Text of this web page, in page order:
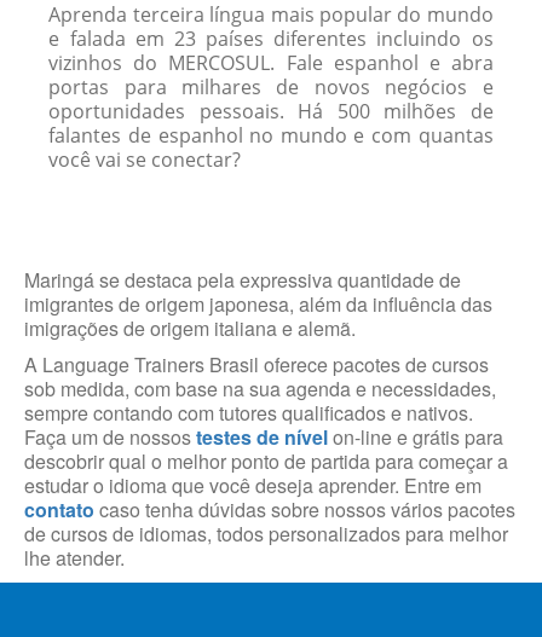
Aprenda terceira língua mais popular do mundo
e falada em 23 países diferentes incluindo os
vizinhos do MERCOSUL. Fale espanhol e abra
portas para milhares de novos negócios e
oportunidades pessoais. Há 500 milhões de
falantes de espanhol no mundo e com quantas
você vai se conectar?
Maringá se destaca pela expressiva quantidade de
imigrantes de origem japonesa, além da influência das
imigrações de origem italiana e alemã.
A Language Trainers Brasil oferece pacotes de cursos
sob medida, com base na sua agenda e necessidades,
sempre contando com tutores qualificados e nativos.
Faça um de nossostestes de nívelon-line e grátis para
descobrir qual o melhor ponto de partida para começar a
estudar o idioma que você deseja aprender. Entre em
contato caso tenha dúvidas sobre nossos vários pacotes
de cursos de idiomas, todos personalizados para melhor
lhe atender.